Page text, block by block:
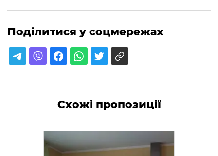
Поділитися у соцмережах
Схожі пропозиції